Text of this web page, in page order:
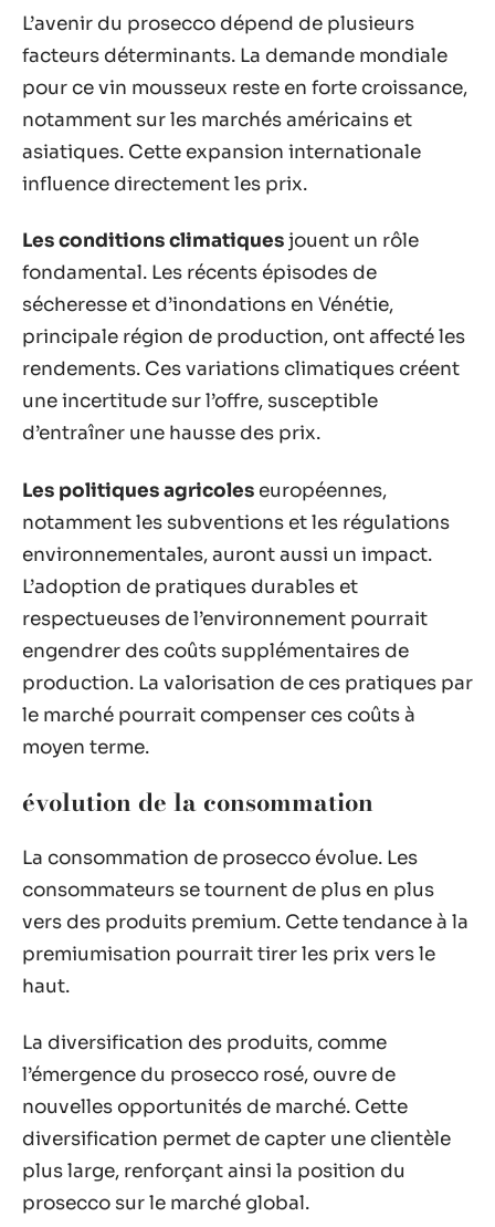
L’avenir du prosecco dépend de plusieurs
facteurs déterminants. La demande mondiale
pour ce vin mousseux reste en forte croissance,
notamment sur les marchés américains et
asiatiques. Cette expansion internationale
influence directement les prix.
Les conditions climatiquesjouent un rôle
fondamental. Les récents épisodes de
sécheresse et d’inondations en Vénétie,
principale région de production, ont affecté les
rendements. Ces variations climatiques créent
une incertitude sur l’offre, susceptible
d’entraîner une hausse des prix.
Les politiques agricoles européennes,
notamment les subventions et les régulations
environnementales, auront aussi un impact.
L’adoption de pratiques durables et
respectueuses de l’environnement pourrait
engendrer des coûts supplémentaires de
production. La valorisation de ces pratiques par
le marché pourrait compenser ces coûts à
moyen terme.
évolution de la consommation
La consommation de prosecco évolue. Les
consommateurs se tournent de plus en plus
vers des produits premium. Cette tendance à la
premiumisation pourrait tirer les prix vers le
haut.
La diversification des produits, comme
l’émergence du prosecco rosé, ouvre de
nouvelles opportunités de marché. Cette
diversification permet de capter une clientèle
plus large, renforçant ainsi la position du
prosecco sur le marché global.